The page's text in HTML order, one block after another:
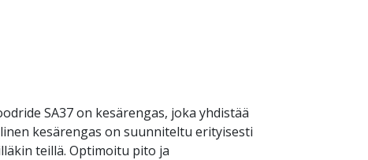
SA37 on kesärengas, joka yhdistää
kesärengas on suunniteltu erityisesti
teillä. Optimoitu pito ja